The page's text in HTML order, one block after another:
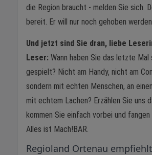
die Region braucht - melden Sie sich.
bereit. Er will nur noch gehoben werden.
Und jetzt sind Sie dran, liebe
Leser: Wann haben Sie das letzte
gespielt? Nicht am Handy, nicht am
sondern mit echten Menschen, an
mit echtem Lachen? Erzählen Sie uns
kommen Sie einfach vorbei und fangen
Alles ist Mach!BAR.
Regioland Ortenau